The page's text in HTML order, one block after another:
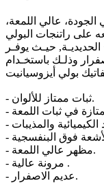
عالي اللمعة،
على راتنجات البولي
الحديديـة, حيـث يوفـر
وذلـك باستخـدام
- ثبات ممتاز للألوان.
- مظهر عالي اللمعة.
- مرونة عالية .
- عديم الاصفرار.